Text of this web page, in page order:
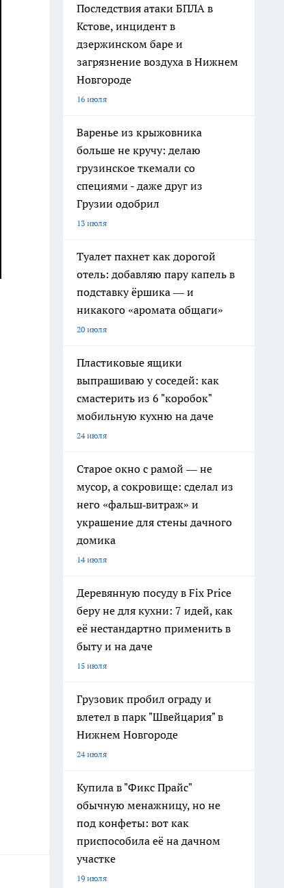
Последствия атаки БПЛА в
Кстове, инцидент в
дзержинском баре и
загрязнение воздуха в Нижнем
Новгороде
16 июля
Варенье из крыжовника
больше не кручу: делаю
грузинское ткемали со
специями - даже друг из
Грузии одобрил
13 июля
Туалет пахнет как дорогой
отель: добавляю пару капель в
подставку ёршика — и
никакого «аромата общаги»
20 июля
Пластиковые ящики
выпрашиваю у соседей: как
смастерить из 6 "коробок"
мобильную кухню на даче
24 июля
Старое окно с рамой — не
мусор, а сокровище: сделал из
него «фальш‑витраж» и
украшение для стены дачного
домика
14 июля
Деревянную посуду в Fix Price
беру не для кухни: 7 идей, как
её нестандартно применить в
быту и на даче
15 июля
Грузовик пробил ограду и
влетел в парк "Швейцария" в
Нижнем Новгороде
24 июля
Купила в "Фикс Прайс"
обычную менажницу, но не
под конфеты: вот как
приспособила её на дачном
участке
19 июля